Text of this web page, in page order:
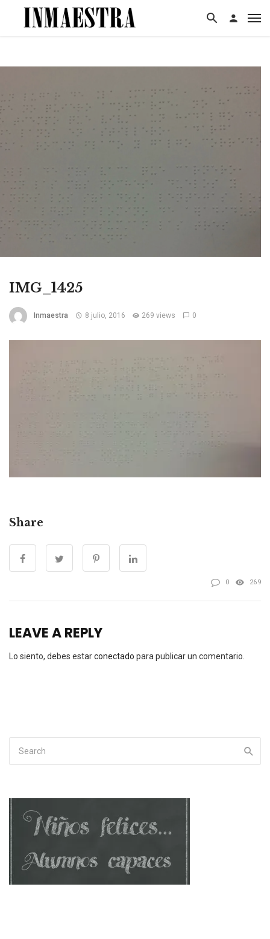
IMG_1425
Inmaestra 8 julio, 2016 269 views 0
Share
0 269
LEAVE A REPLY
Lo siento, debes estarconectado para publicar un comentario.